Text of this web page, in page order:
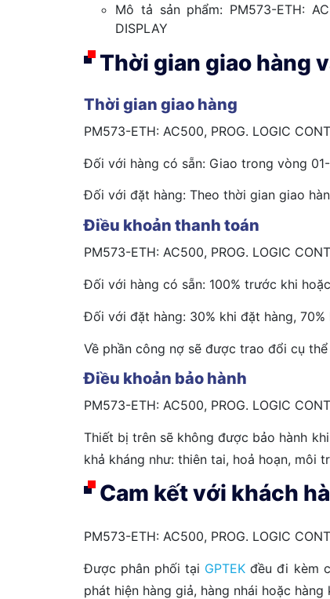
Mô tả sản phẩm: PM573-ETH:
DISPLAY
Thời gian giao hàng
Thời gian giao hàng
PM573-ETH: AC500, PROG. LOGIC
Đối với hàng có sẵn: Giao trong vòng
Đối với đặt hàng: Theo thời gian giao
Điều khoản thanh toán
PM573-ETH: AC500, PROG. LOGIC
Đối với hàng có sẵn: 100% trước khi
Đối với đặt hàng: 30% khi đặt hàng,
Về phần công nợ sẽ được trao đổi cụ
Điều khoản bảo hành
PM573-ETH: AC500, PROG. LOGIC
Thiết bị trên sẽ không được bảo hành
khả kháng như: thiên tai, hoả hoạn, môi
Cam kết với khách
PM573-ETH: AC500, PROG. LOGIC
Được phân phối tại GPTEK đều đi kèm
phát hiện hàng giả, hàng nhái hoặc